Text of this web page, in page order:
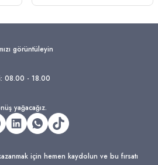
görüntüleyin
08.00 - 18.00
yağacağız.
için hemen kaydolun ve bu fırsatı